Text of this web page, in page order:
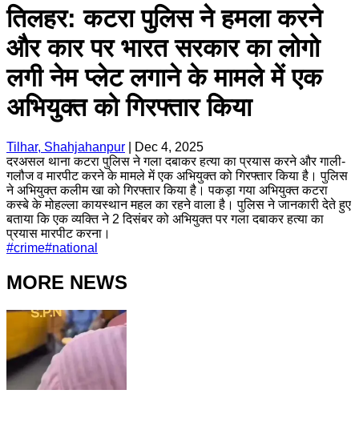
तिलहर: कटरा पुलिस ने हमला करने
और कार पर भारत सरकार का लोगो
लगी नेम प्लेट लगाने के मामले में एक
अभियुक्त को गिरफ्तार किया
Tilhar, Shahjahanpur
Dec 4, 2025
दरअसल थाना कटरा पुलिस ने गला दबाकर हत्या का प्रयास करने और गाली-
गलौज व मारपीट करने के मामले में एक अभियुक्त को गिरफ्तार किया है। पुलिस
ने अभियुक्त कलीम खा को गिरफ्तार किया है। पकड़ा गया अभियुक्त कटरा
कस्बे के मोहल्ला कायस्थान महल का रहने वाला है। पुलिस ने जानकारी देते हुए
बताया कि एक व्यक्ति ने 2 दिसंबर को अभियुक्त पर गला दबाकर हत्या का
प्रयास मारपीट करना।
#crime#national
MORE NEWS